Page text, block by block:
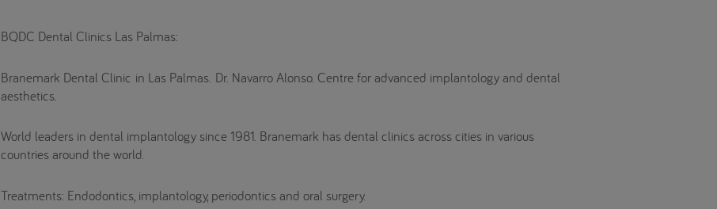
BQDC Dental Clinics Las Palmas:
Branemark Dental Clinic in Las Palmas. Dr. Navarro Alonso. Centre for advanced implantology and dental
aesthetics.
World leaders in dental implantology since 1981. Branemark has dental clinics across cities in various
countries around the world.
Treatments: Endodontics, implantology, periodontics and oral surgery.